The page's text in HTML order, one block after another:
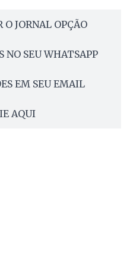
O JORNAL OPÇÃO
NO SEU WHATSAPP
EM SEU EMAIL
AQUI